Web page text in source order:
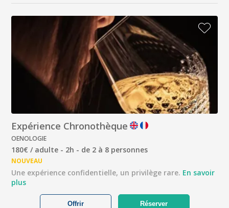
Expérience Chronothèque
OENOLOGIE
180€ / adulte - 2h - de 2 à 8 personnes
NOUVEAU
Une expérience confidentielle, un privilège rare. En savoir
plus
Réserver
Offrir